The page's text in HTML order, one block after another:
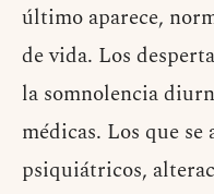
último aparece,
de vida. Los
la somnolencia
médicas. Los que
psiquiátricos,